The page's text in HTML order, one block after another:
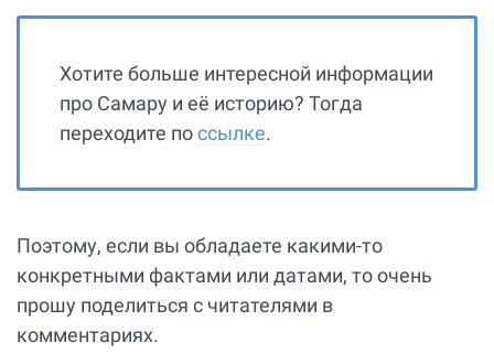
Хотите больше интересной информации
про Самару и её историю? Тогда
переходите поссылке.
Поэтому, если вы обладаете какими-то
конкретными фактами или датами, то очень
прошу поделиться с читателями в
комментариях.